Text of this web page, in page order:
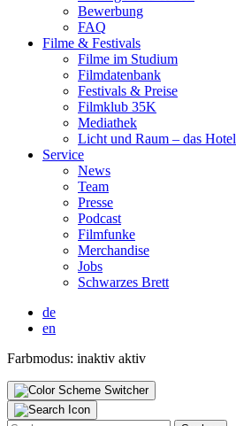
Bewer­bung
FAQ
Fil­me & Fes­ti­vals
Fil­me im Stu­di­um
Film­da­ten­bank
Fes­ti­vals & Prei­se
Film­klub 35K
Media­thek
Licht und Raum – das Hotel
Ser­vice
News
Team
Pres­se
Pod­cast
Film­fun­ke
Mer­chan­di­se
Jobs
Schwar­zes Brett
de
en
Farbmodus: inaktiv aktiv